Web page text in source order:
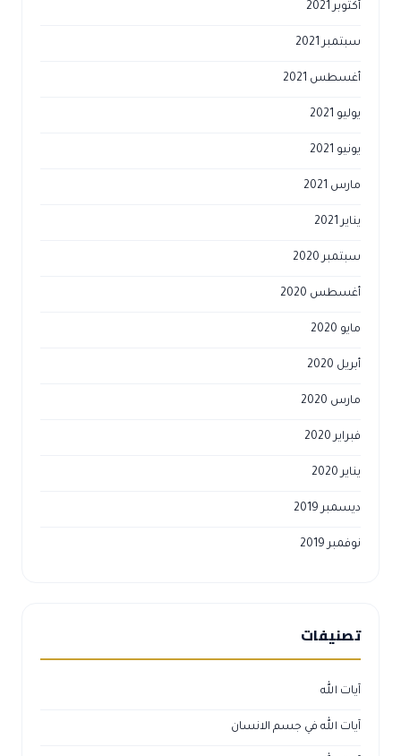
أكتوبر 2021
سبتمبر 2021
أغسطس 2021
يوليو 2021
يونيو 2021
مارس 2021
يناير 2021
سبتمبر 2020
أغسطس 2020
مايو 2020
أبريل 2020
مارس 2020
فبراير 2020
يناير 2020
ديسمبر 2019
نوفمبر 2019
تصنيفات
آيات الله
آيات الله في جسم الانسان